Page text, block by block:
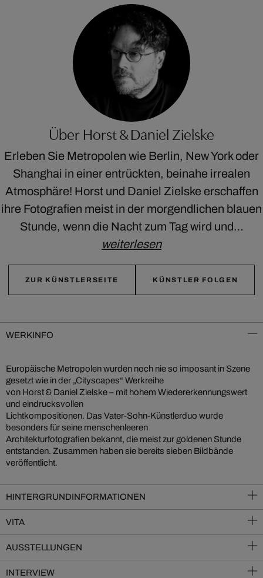
Über Horst & Daniel Zielske
Erleben Sie Metropolen wie Berlin, New York oder
Shanghai in einer entrückten, beinahe irrealen
Atmosphäre! Horst und Daniel Zielske erschaffen
ihre Fotografien meist in der morgendlichen blauen
Stunde, wenn die Nacht zum Tag wird und…
weiterlesen
ZUR KÜNSTLERSEITE KÜNSTLER FOLGEN
WERKINFO
Europäische Metropolen wurden noch nie so imposant in Szene
gesetzt wie in der „Cityscapes“ Werkreihe
von Horst & Daniel Zielske – mit hohem Wiedererkennungswert
und eindrucksvollen
Lichtkompositionen. Das Vater-Sohn-Künstlerduo wurde
besonders für seine menschenleeren
Architekturfotografien bekannt, die meist zur goldenen Stunde
entstanden. Zusammen haben sie bereits sieben Bildbände
veröffentlicht.
HINTERGRUNDINFORMATIONEN
VITA
AUSSTELLUNGEN
INTERVIEW